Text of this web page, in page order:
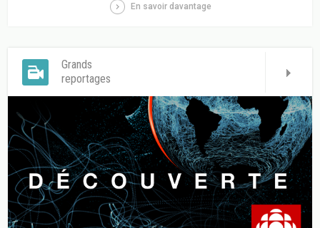
En savoir davantage
Grands
reportages